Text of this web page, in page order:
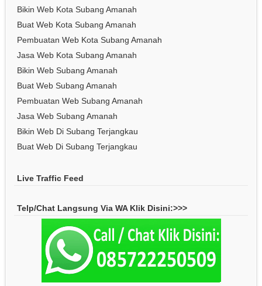
Bikin Web Kota Subang Amanah
Buat Web Kota Subang Amanah
Pembuatan Web Kota Subang Amanah
Jasa Web Kota Subang Amanah
Bikin Web Subang Amanah
Buat Web Subang Amanah
Pembuatan Web Subang Amanah
Jasa Web Subang Amanah
Bikin Web Di Subang Terjangkau
Buat Web Di Subang Terjangkau
Live Traffic Feed
Telp/Chat Langsung Via WA Klik Disini:>>>